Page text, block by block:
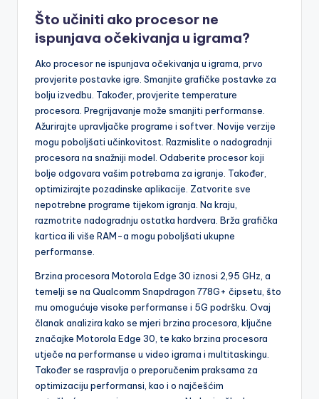
HWMonitor. Ako problemi i dalje postoje, razmotrite
zamjenu komponenti za bolje hlađenje.
ispunjava očekivanja u igrama?
Ako procesor ne ispunjava očekivanja u igrama, prvo
provjerite postavke igre. Smanjite grafičke postavke za
bolju izvedbu. Također, provjerite temperature
procesora. Pregrijavanje može smanjiti performanse.
Ažurirajte upravljačke programe i softver. Novije verzije
mogu poboljšati učinkovitost. Razmislite o nadogradnji
procesora na snažniji model. Odaberite procesor koji
bolje odgovara vašim potrebama za igranje. Također,
optimizirajte pozadinske aplikacije. Zatvorite sve
nepotrebne programe tijekom igranja. Na kraju,
razmotrite nadogradnju ostatka hardvera. Brža grafička
kartica ili više RAM-a mogu poboljšati ukupne
performanse.
Brzina procesora Motorola Edge 30 iznosi 2,95 GHz, a
temelji se na Qualcomm Snapdragon 778G+ čipsetu, što
mu omogućuje visoke performanse i 5G podršku. Ovaj
članak analizira kako se mjeri brzina procesora, ključne
značajke Motorola Edge 30, te kako brzina procesora
utječe na performanse u video igrama i multitaskingu.